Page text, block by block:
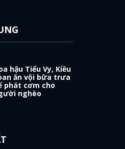
hậu Tiểu Vy, Kiều
ăn vội bữa trưa
phát cơm cho
nghèo